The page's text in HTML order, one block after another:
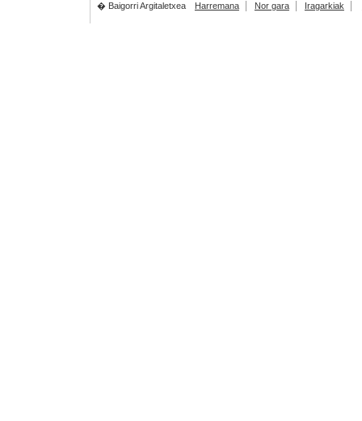
� Baigorri Argitaletxea
Harremana Nor gara Iragarkiak